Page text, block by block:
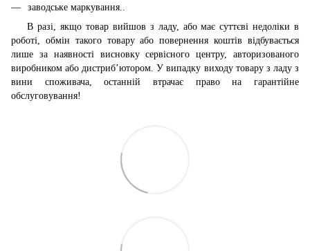
заводське маркування..
В разі, якщо товар вийшов з ладу, або має суттєві недоліки в
роботі, обмін такого товару або повернення коштів відбувається
лише за наявності висновку сервісного центру, авторизованого
виробником або дистриб’ютором. У випадку виходу товару з ладу з
вини споживача, останній втрачає право на гарантійне
обслуговування!